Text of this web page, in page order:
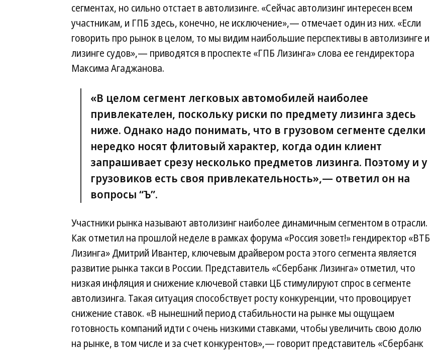
сегментах, но сильно отстает в автолизинге. «Сейчас автолизинг интересен всем
участникам, и ГПБ здесь, конечно, не исключение»,— отмечает один из них. «Если
говорить про рынок в целом, то мы видим наибольшие перспективы в автолизинге и
лизинге судов»,— приводятся в проспекте «ГПБ Лизинга» слова ее гендиректора
Максима Агаджанова.
«В целом сегмент легковых автомобилей наиболее
привлекателен, поскольку риски по предмету лизинга здесь
ниже. Однако надо понимать, что в грузовом сегменте сделки
нередко носят флитовый характер, когда один клиент
запрашивает срезу несколько предметов лизинга. Поэтому и у
грузовиков есть своя привлекательность»,— ответил он на
вопросы “Ъ”.
Участники рынка называют автолизинг наиболее динамичным сегментом в отрасли.
Как отметил на прошлой неделе в рамках форума «Россия зовет!» гендиректор «ВТБ
Лизинга» Дмитрий Ивантер, ключевым драйвером роста этого сегмента является
развитие рынка такси в России. Представитель «Сбербанк Лизинга» отметил, что
низкая инфляция и снижение ключевой ставки ЦБ стимулируют спрос в сегменте
автолизинга. Такая ситуация способствует росту конкуренции, что провоцирует
снижение ставок. «В нынешний период стабильности на рынке мы ощущаем
готовность компаний идти с очень низкими ставками, чтобы увеличить свою долю
на рынке, в том числе и за счет конкурентов»,— говорит представитель «Сбербанк